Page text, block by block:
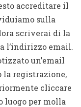
accreditare il
sulla
scriverai di la
l’indirizzo email.
un’email
la registrazione,
cliccare
luogo per molla